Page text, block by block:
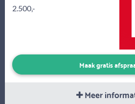
2.500,-
Maak gratis
Meer